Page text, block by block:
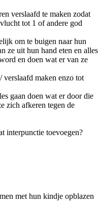
verslaafd te maken zodat
tot 1 of andere god
om te buigen naar hun
ze uit hun hand eten en alles
en doen wat er van ze
verslaafd maken enzo tot
gaan doen wat er door die
zich afkeren tegen de
interpunctie toevoegen?
met hun kindje opblazen